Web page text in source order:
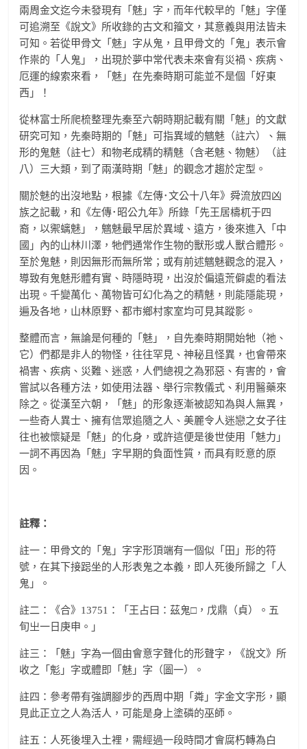
兩周金文迄今未發現有「魅」字，而年代較早的「魅」字僅
可追溯至《說文》所收錄的古文和籀文，其意義與用法皆未
可知。若從甲骨文「魅」字从鬼，且甲骨文的「鬼」表示會
作祟的「人鬼」，出現於夢中常代表未來會有災禍、疾病、
厄運的線索來看，「魅」在先秦時期可能並不是個「好東
西」！
從林富士所爬梳整理先秦至六朝時期記載有關「魅」的文獻
研究可知，先秦時期的「魅」可指異域的魑魅（註六）、無
形的鬼魅（註七）和物老成精的精魅（含老魅、物魅）（註
八）三大類，到了兩漢時期「魅」的觀念才趨於定型。
關於魅的出沒地點，根據《左傳･文公十八年》舜流放四凶
族之記載，和《左傳･昭公九年》所錄「先王居檮杌于四
裔，以禦螭魅」，魑魅最早居於異域、遠方，後來進入「中
國」內的山林川澤，牠們通常作生物的獸形或人獸合體形。
至於鬼魅，則因無形而無所常；或有前述魑魅觀念的混入，
導致有鬼魅形體有實、時隱時現，出沒於偏遠荒僻處的看法
出現。千變萬化、萬物皆可幻化為之的精魅，則能隱能現，
遍及各地，山林原野、都市鄉村家室均可見其蹤影。
整體而言，無論是何種的「魅」，自先秦時期開始牠（祂、
它）們都是非人的物怪，往往罕見、神秘且怪異，也會帶來
禍害、疾病、災難、迷惑，人們總視之為邪惡、有害的，會
嘗試以各種方法，如使用法器、舉行宗教儀式、利用醫藥來
除之。從漢至六朝，「魅」的形象逐漸被認知為與人無異，
一些奇人異士、擁有信眾追隨之人、美麗令人迷戀之女子往
往也被懷疑是「魅」的化身，或許這便是後世使用「魅力」
一詞不再因為「魅」字早期的負面性質，而具有貶意的原
因。
註釋：
註一：甲骨文的「鬼」字字形頂端有一個似「田」形的符
號，在其下接跽坐的人形表鬼之本義，即人死後所歸之「人
鬼」。
註二：《合》13751：「王占曰：茲鬼□，戊鼎（貞）。五
旬㞢一日庚申。」
註三：「魅」字為一個由會意字聲化的形聲字，《說文》所
收之「鬽」字或體即「魅」字（圖一）。
註四：參考帶有強調腳步的西周中期「粦」字金文字形，顯
見此正立之人為活人，可能是身上塗磷的巫師。
註五：人死後埋入土裡，需經過一段時間才會腐朽轉為白